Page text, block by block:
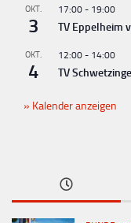
OKT.
3
17:00 - 19:00
TV Eppelheim
OKT.
4
12:00 - 14:00
TV
Kalender anzeigen